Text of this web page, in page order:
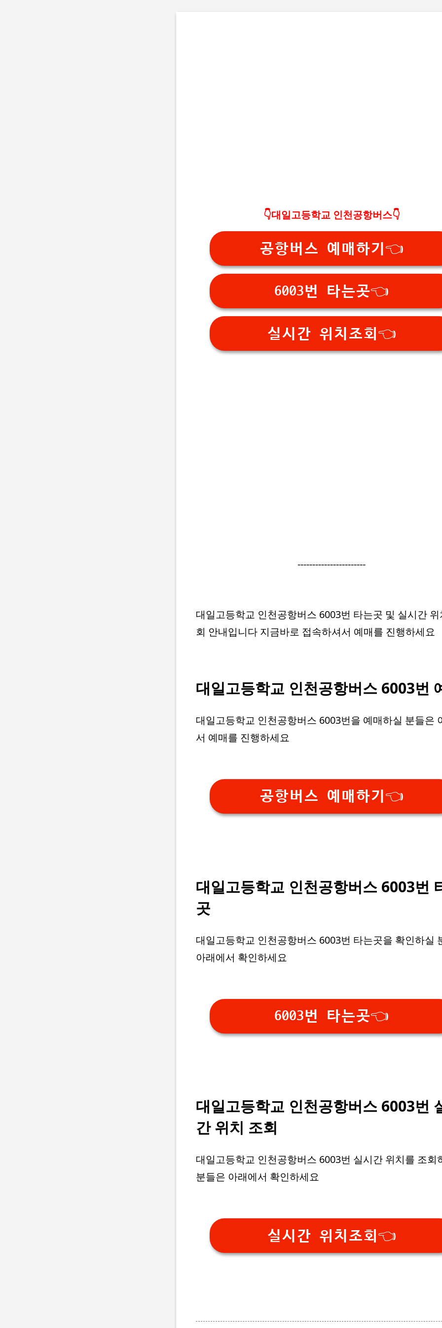
👇대일고등학교 인천공항버스👇
공항버스 예매하기👈
6003번 타는곳👈
실시간 위치조회👈
-----------------------
대일고등학교 인천공항버스 6003번 타는곳 및 실시간
회 안내입니다 지금바로 접속하셔서 예매를 진행하세요
대일고등학교 인천공항버스 6003번
대일고등학교 인천공항버스 6003번을 예매하실 분들은
서 예매를 진행하세요
공항버스 예매하기👈
대일고등학교 인천공항버스 6003번
곳
대일고등학교 인천공항버스 6003번 타는곳을 확인하실
아래에서 확인하세요
6003번 타는곳👈
대일고등학교 인천공항버스 6003번
간 위치 조회
대일고등학교 인천공항버스 6003번 실시간 위치를 조회
분들은 아래에서 확인하세요
실시간 위치조회👈